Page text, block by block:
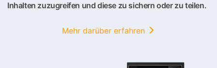
Inhalten zuzugreifen und diese zu sichern oder zu teilen.
Mehr darüber erfahren